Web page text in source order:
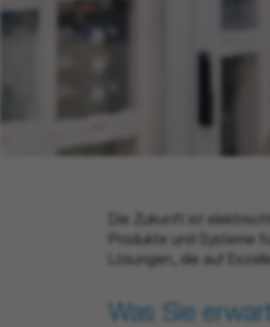
Die Zukunft ist
Produkte und Systeme
Lösungen, die auf
Was Sie